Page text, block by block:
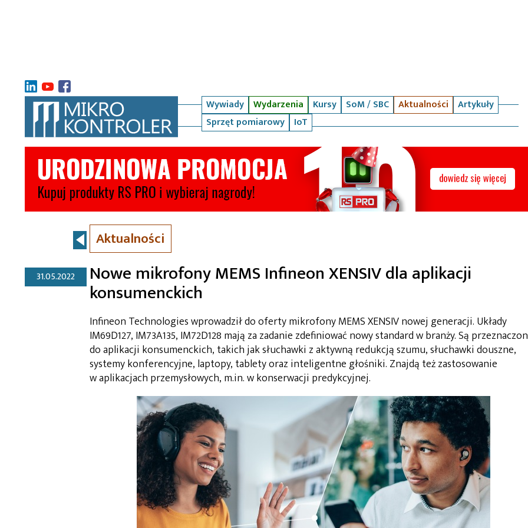
Wywiady Wydarzenia Kursy SoM / SBC Aktualności
Artykuły
Sprzęt pomiarowy
IoT
Aktualności
31.05.2022 Nowe mikrofony MEMS Infineon XENSIV dla aplikacji
konsumenckich
Infineon Technologies wprowadził do oferty mikrofony MEMS XENSIV nowej generacji. Układy
IM69D127, IM73A135, IM72D128 mają za zadanie zdefiniować nowy standard w branży. Są
do aplikacji konsumenckich, takich jak słuchawki z aktywną redukcją szumu, słuchawki douszne,
systemy konferencyjne, laptopy, tablety oraz inteligentne głośniki. Znajdą też zastosowanie
w aplikacjach przemysłowych, m.in. w konserwacji predykcyjnej.